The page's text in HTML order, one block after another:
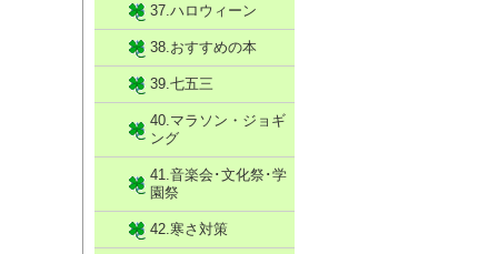
37.ハロウィーン
38.おすすめの本
39.七五三
40.マラソン・ジョギ
ング
41.音楽会･文化祭･学
園祭
42.寒さ対策